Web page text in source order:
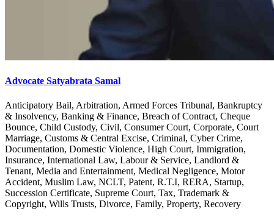
Advocate Satyabrata Samal
Anticipatory Bail, Arbitration, Armed Forces Tribunal, Bankruptcy
& Insolvency, Banking & Finance, Breach of Contract, Cheque
Bounce, Child Custody, Civil, Consumer Court, Corporate, Court
Marriage, Customs & Central Excise, Criminal, Cyber Crime,
Documentation, Domestic Violence, High Court, Immigration,
Insurance, International Law, Labour & Service, Landlord &
Tenant, Media and Entertainment, Medical Negligence, Motor
Accident, Muslim Law, NCLT, Patent, R.T.I, RERA, Startup,
Succession Certificate, Supreme Court, Tax, Trademark &
Copyright, Wills Trusts, Divorce, Family, Property, Recovery